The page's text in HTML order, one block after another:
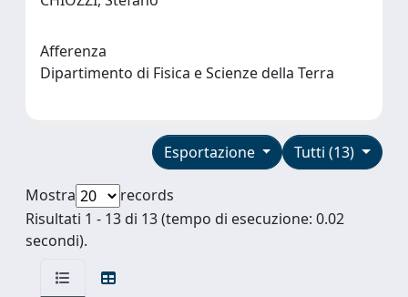
Afferenza
Dipartimento di Fisica e Scienze della Terra
Tutti (13)
Esportazione
Mostra
records
Risultati 1 - 13 di 13 (tempo di esecuzione: 0.02
secondi).